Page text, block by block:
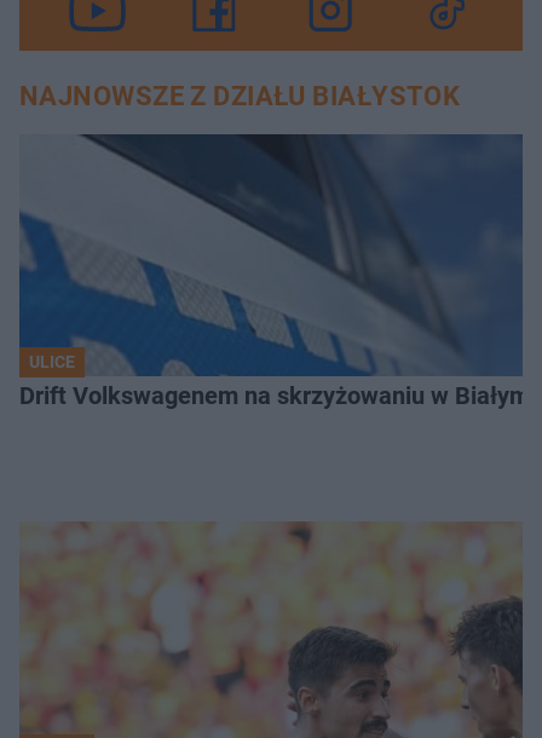
NAJNOWSZE Z DZIAŁU BIAŁYSTOK
ULICE
Drift Volkswagenem na skrzyżowaniu w